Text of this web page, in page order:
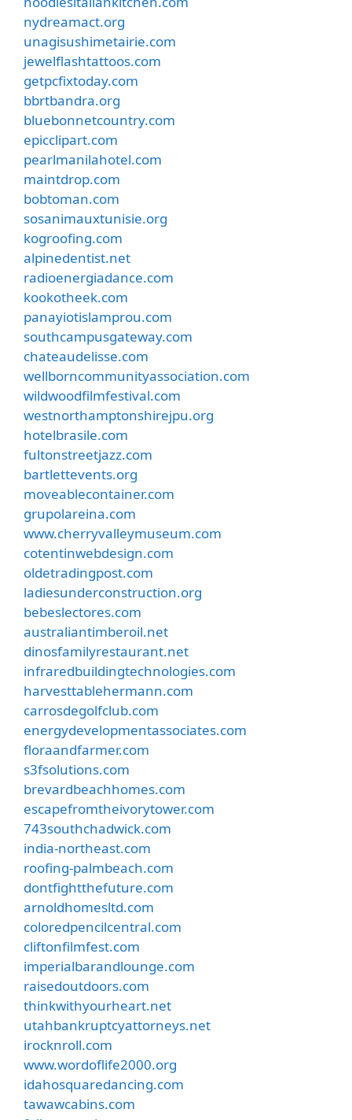
nydreamact.org
unagisushimetairie.com
jewelflashtattoos.com
getpcfixtoday.com
bbrtbandra.org
bluebonnetcountry.com
epicclipart.com
pearlmanilahotel.com
maintdrop.com
bobtoman.com
sosanimauxtunisie.org
kogroofing.com
alpinedentist.net
radioenergiadance.com
kookotheek.com
panayiotislamprou.com
southcampusgateway.com
chateaudelisse.com
wellborncommunityassociation.com
wildwoodfilmfestival.com
westnorthamptonshirejpu.org
hotelbrasile.com
fultonstreetjazz.com
bartlettevents.org
moveablecontainer.com
grupolareina.com
www.cherryvalleymuseum.com
cotentinwebdesign.com
oldetradingpost.com
ladiesunderconstruction.org
bebeslectores.com
australiantimberoil.net
dinosfamilyrestaurant.net
infraredbuildingtechnologies.com
harvesttablehermann.com
carrosdegolfclub.com
energydevelopmentassociates.com
floraandfarmer.com
s3fsolutions.com
brevardbeachhomes.com
escapefromtheivorytower.com
743southchadwick.com
india-northeast.com
roofing-palmbeach.com
dontfightthefuture.com
arnoldhomesltd.com
coloredpencilcentral.com
cliftonfilmfest.com
imperialbarandlounge.com
raisedoutdoors.com
thinkwithyourheart.net
utahbankruptcyattorneys.net
irocknroll.com
www.wordoflife2000.org
idahosquaredancing.com
tawawcabins.com